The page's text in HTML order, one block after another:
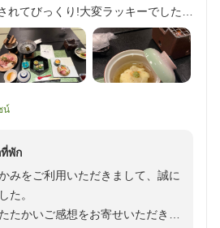
れてびっくり!大変ラッキーでした。
すが電車を間違えて18時着に。その
回にしていただき、更に送迎のご提
た。送迎は事前予約が必須と思い諦
にとても美味しかったです。
細はこちらから
น์
พัก
みをご利用いただきまして、誠に
た。
たかいご感想をお寄せいただき、